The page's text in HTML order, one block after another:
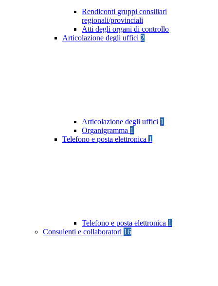
Rendiconti gruppi consiliari
regionali/provinciali
Atti degli organi di controllo
Articolazione degli uffici 2
Articolazione degli uffici 1
Organigramma 1
Telefono e posta elettronica 1
Telefono e posta elettronica 1
Consulenti e collaboratori 16